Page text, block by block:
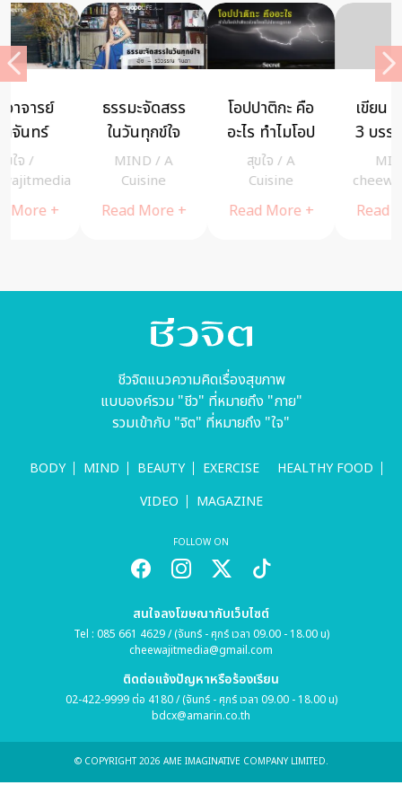
เขียน เรื่องดีๆ
3 บรรทัดก่อน
ความสุขได้
cheewajitmedia
Read More +
หนีโลก! ฆ่าตัว
ตาย ! แต่แล้ว
ก็ไม่สามารถ
หนีทุกอย่างไป
ได้จริง
cheewajitmedia
Read More +
เจริญมรณสติ
วิถีสู่นิพพาน
ไพศาล วิสาโล
cheewajitmedia
Read More +
ชีวจิตแนวความคิดเรื่องสุขภาพ
แบบองค์รวม "ชีว" ที่หมายถึง "กาย"
รวมเข้ากับ "จิต" ที่หมายถึง "ใจ"
BODY MIND BEAUTY EXERCISE
HEALTHY FOOD
VIDEO
MAGAZINE
FOLLOW ON
สนใจลงโฆษณากับเว็บไซต์
Tel : 085 661 4629 / (จันทร์ - ศุกร์ เวลา 09.00 - 18.00 น)
cheewajitmedia@gmail.com
ติดต่อแจ้งปัญหาหรือร้องเรียน
02-422-9999 ต่อ 4180 / (จันทร์ - ศุกร์ เวลา 09.00 - 18.00 น)
bdcx@amarin.co.th
© COPYRIGHT 2026 AME IMAGINATIVE COMPANY LIMITED.